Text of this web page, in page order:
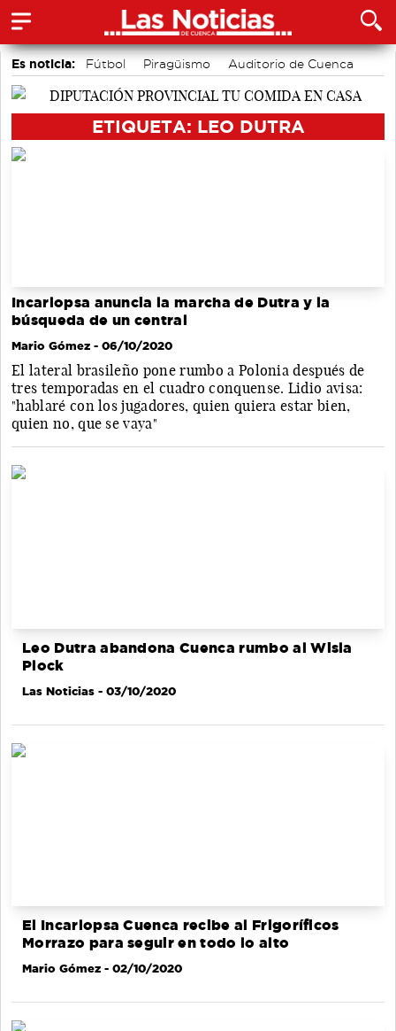
Es noticia: Fútbol Piragüismo
Auditorio de Cuenca
Área de Deportes
ETIQUETA: LEO DUTRA
Incarlopsa anuncia la marcha de Dutra y la
búsqueda de un central
Mario Gómez - 06/10/2020
El lateral brasileño pone rumbo a Polonia después de
tres temporadas en el cuadro conquense. Lidio avisa:
"hablaré con los jugadores, quien quiera estar bien,
quien no, que se vaya"
Leo Dutra abandona Cuenca rumbo al Wisla
Plock
Las Noticias - 03/10/2020
El Incarlopsa Cuenca recibe al Frigoríficos
Morrazo para seguir en todo lo alto
Mario Gómez - 02/10/2020